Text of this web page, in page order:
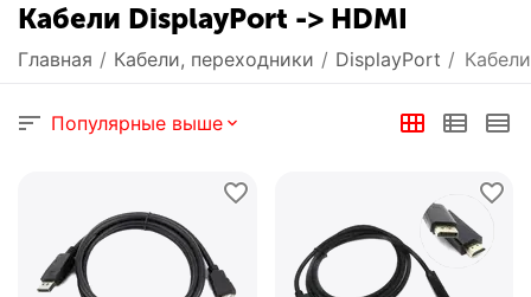
Кабели DisplayPort -> HDMI
Главная / Кабели, переходники / DisplayPort /
Популярные выше